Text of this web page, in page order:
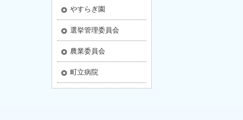
やすらぎ園
選挙管理委員会
農業委員会
町立病院